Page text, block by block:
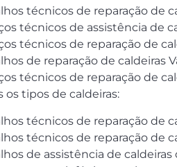
técnicos de reparação de
técnicos de assistência de
técnicos de reparação de
de reparação de caldeiras
técnicos de reparação de
os tipos de caldeiras:
técnicos de reparação de
técnicos de reparação de
de assistência de